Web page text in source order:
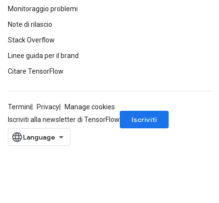
Monitoraggio problemi
Note di rilascio
Stack Overflow
Linee guida per il brand
Citare TensorFlow
Termini Privacy
Manage cookies
Iscriviti alla newsletter di TensorFlow
Iscriviti